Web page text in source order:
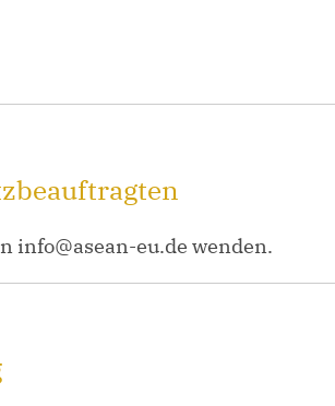
info@asean-eu.de wenden.